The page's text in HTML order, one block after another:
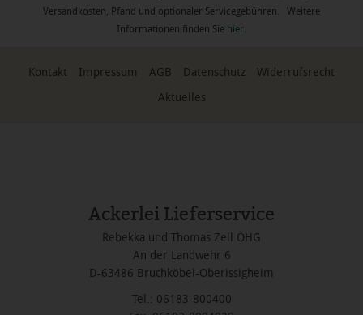
Versandkosten, Pfand und optionaler Servicegebühren. Weitere
Informationen finden Sie hier.
Kontakt Impressum AGB Datenschutz
Widerrufsrecht
Aktuelles
Ackerlei Lieferservice
Rebekka und Thomas Zell OHG
An der Landwehr 6
D-63486 Bruchköbel-Oberissigheim
Tel.: 06183-800400